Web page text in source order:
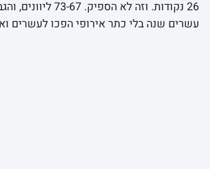
26 נקודות. וזה לא
עשרים שנה בלי כתר אירופי הפכו לעשרים